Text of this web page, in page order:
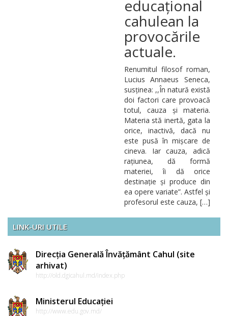
educațional
cahulean la
provocările
actuale.
Renumitul filosof roman,
Lucius Annaeus Seneca,
susținea: ,,În natură există
doi factori care provoacă
totul, cauza și materia.
Materia stă inertă, gata la
orice, inactivă, dacă nu
este pusă în mișcare de
cineva. Iar cauza, adică
rațiunea, dă formă
materiei, îi dă orice
destinație și produce din
ea opere variate”. Astfel și
profesorul este cauza, […]
LINK-URI UTILE
Direcția Generală Învățământ Cahul (site
arhivat)
http://old.dgicahul.md/index.php
Ministerul Educației
http://www.edu.gov.md/